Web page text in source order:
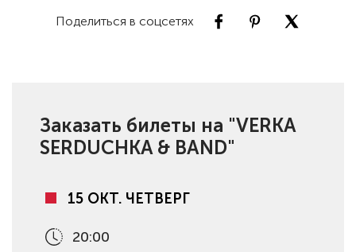
Поделиться в соцсетях
Заказать билеты на "VERKA
SERDUCHKA & BAND"
15 ОКТ. ЧЕТВЕРГ
20:00